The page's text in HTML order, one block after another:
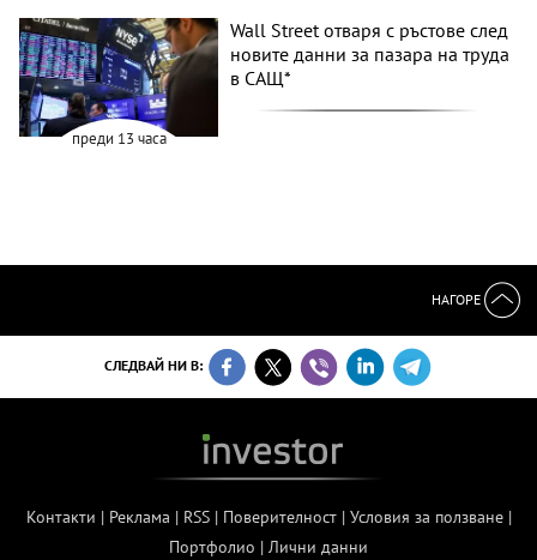
преди 13 часа
Wall Street отваря с ръстове след
новите данни за пазара на труда
в САЩ*
НАГОРЕ
СЛЕДВАЙ НИ В:
Контакти | Реклама | RSS| Поверителност| Условия за ползване|
Портфолио | Лични данни